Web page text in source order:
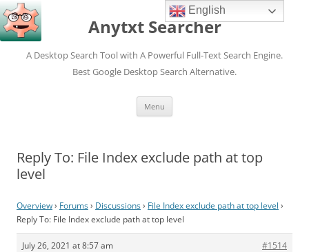
Anytxt Searcher
A Desktop Search Tool with A Powerful Full-Text Search Engine.
Best Google Desktop Search Alternative.
Menu
Reply To: File Index exclude path at top
level
Overview› Forums› Discussions› File Index exclude path at top level ›
Reply To: File Index exclude path at top level
July 26, 2021 at 8:57 am
#1514
English